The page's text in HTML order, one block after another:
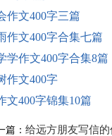
作文400字三篇
作文400字合集七篇
学作文400字合集8篇
作文400字
文400字锦集10篇
篇： 给远方朋友写信